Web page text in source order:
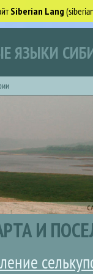
Siberian Lang
ЯЗЫКИ
И